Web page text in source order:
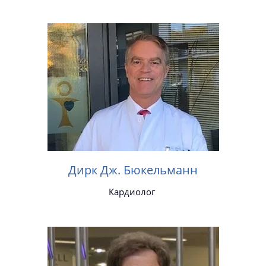
Дирк Дж. Бюкельманн
Кардиолог